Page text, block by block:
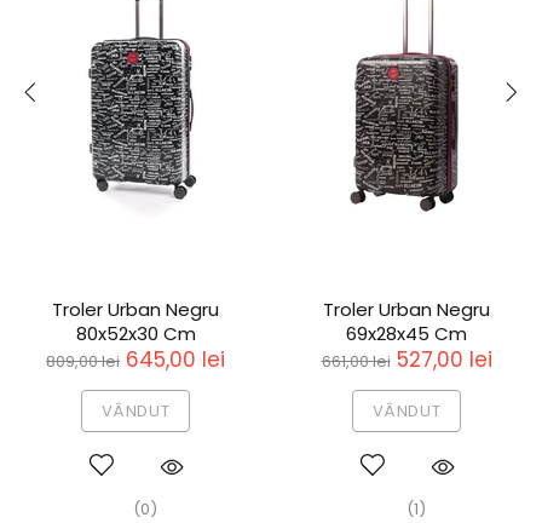
Troler Urban Negru
80x52x30 Cm
809,00 lei 645,00 lei
VÂNDUT
(0)
Troler Urban Negru
69x28x45 Cm
661,00 lei 527,00 lei
VÂNDUT
(1)